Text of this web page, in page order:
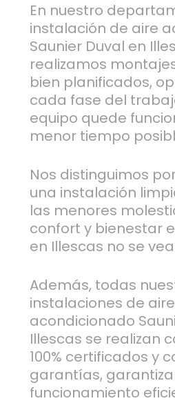
En nuestro
instalación de aire
Saunier Duval en
realizamos
bien planificados,
cada fase del
equipo quede
menor tiempo
Nos distinguimos
una instalación
las menores
confort y bienestar
en Illescas no se
Además, todas
instalaciones de aire
acondicionado
Illescas se realizan
100% certificados y
garantías,
funcionamiento